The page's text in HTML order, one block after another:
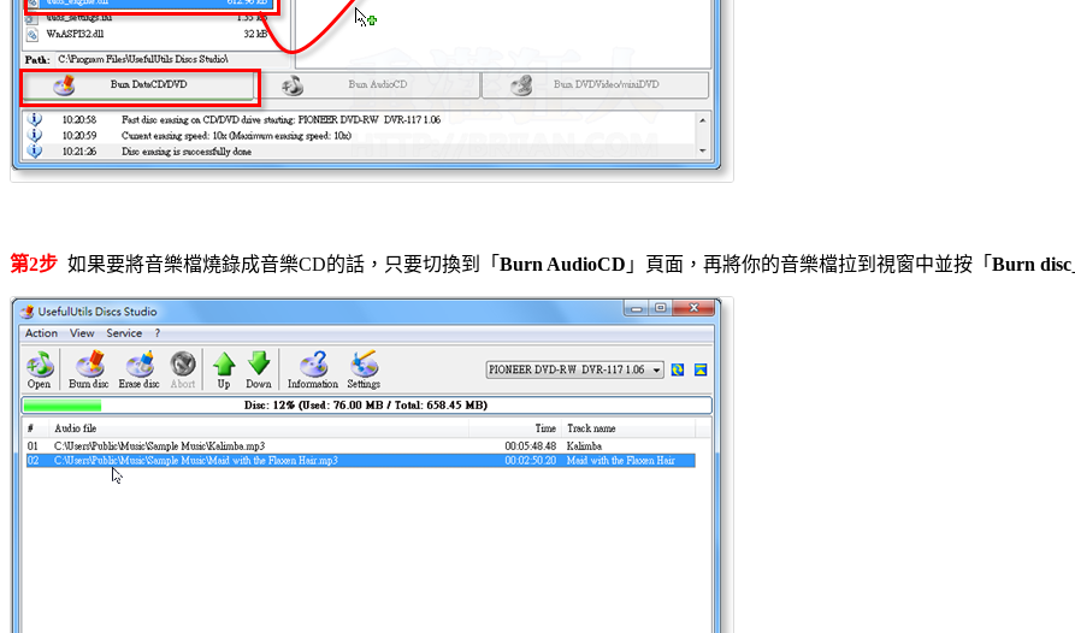
第2步 如果要將音樂檔燒錄成音樂CD的話，只要切換到「 Burn AudioCD 」頁面，再將你的音樂檔拉到視窗中並按「 Burn disc